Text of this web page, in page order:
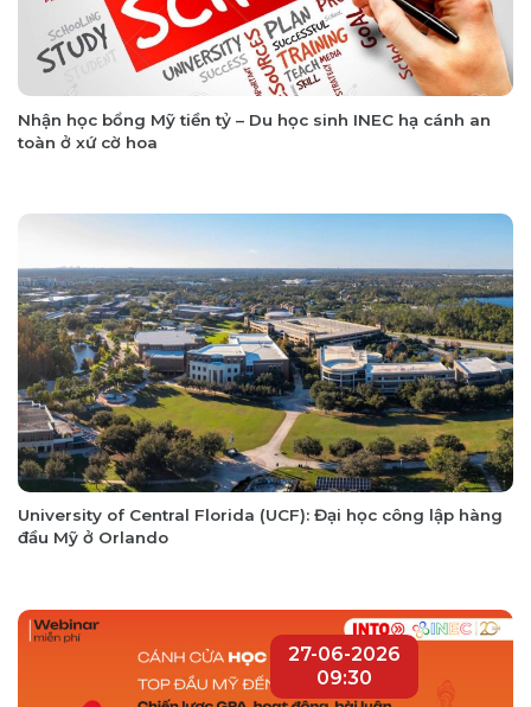
Nhận học bổng Mỹ tiền tỷ – Du học sinh INEC hạ cánh an
toàn ở xứ cờ hoa
University of Central Florida (UCF): Đại học công lập hàng
đầu Mỹ ở Orlando
27-06-2026
09:30